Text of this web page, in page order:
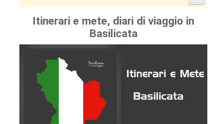
Itinerari e mete, diari di viaggio in
Basilicata